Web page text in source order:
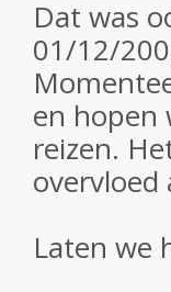
Dat was
01/12/
en hopen
reizen.
Laten we